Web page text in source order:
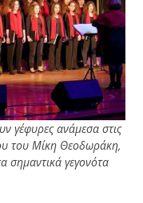
γέφυρες ανάμεσα στις
του Μίκη Θεοδωράκη,
σημαντικά γεγονότα